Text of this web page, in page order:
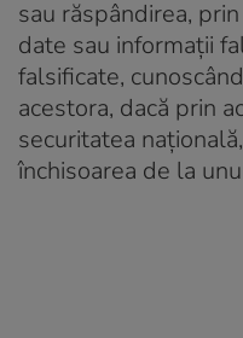
sau răspândirea,
date sau informaţii
falsificate,
acestora, dacă prin
securitatea
închisoarea de la